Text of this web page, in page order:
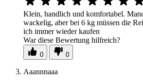
Klein, handlich und komfortabel.
wackelig, aber bei 6 kg müssen die
ich immer wieder kaufen
War diese Bewertung hilfreich?
0 0
Aaannnaaa